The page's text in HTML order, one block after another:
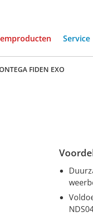
(current)
Service
FIDEN EXO